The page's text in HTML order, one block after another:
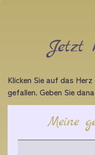
Jetzt
Klicken Sie auf das
gefallen. Geben Sie
Meine